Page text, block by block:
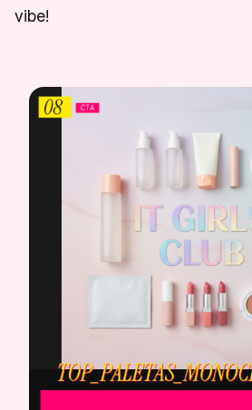
vibe!